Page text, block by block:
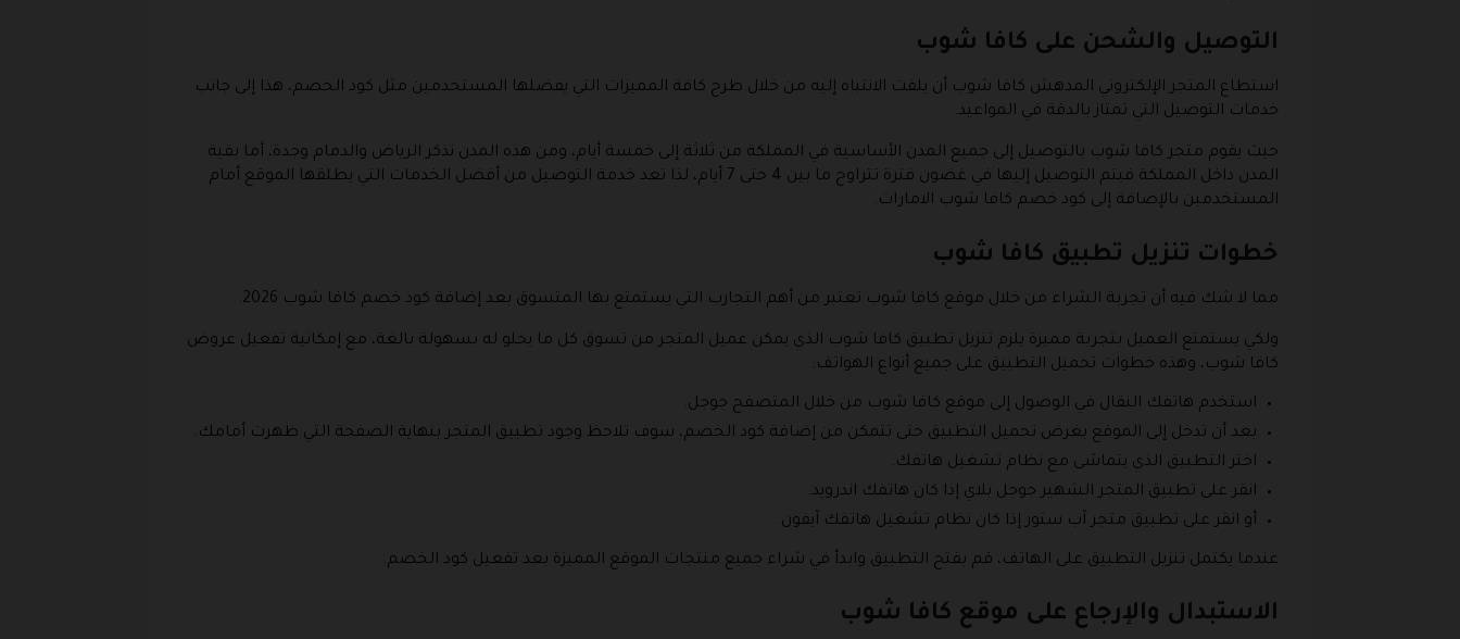
التوصيل والشحن على كافا شوب
استطاع المتجر الإلكتروني المدهش كافا شوب أن يلفت الانتباه إليه من خلال طرح كافة المميزات التي يفضلها المستخدمين مثل كود الخصم، هذا إلى جانب
خدمات التوصيل التي تمتاز بالدقة في المواعيد.
حيث يقوم متجر كافا شوب بالتوصيل إلى جميع المدن الأساسية في المملكة من ثلاثة إلى خمسة أيام، ومن هذه المدن نذكر الرياض والدمام وجدة، أما بقية
المدن داخل المملكة فيتم التوصيل إليها في غضون فترة تتراوح ما بين 4 حتى 7 أيام، لذا تعد خدمة التوصيل من أفضل الخدمات التي يطلقها الموقع أمام
المستخدمين بالإضافة إلى كود خصم كافا شوب الامارات.
خطوات تنزيل تطبيق كافا شوب
مما لا شك فيه أن تجربة الشراء من خلال موقع كافا شوب تعتبر من أهم التجارب التي يستمتع بها المتسوق بعد إضافة كود خصم كافا شوب 2026.
ولكي يستمتع العميل بتجربة مميزة يلزم تنزيل تطبيق كافا شوب الذي يمكن عميل المتجر من تسوق كل ما يحلو له بسهولة بالغة، مع إمكانية تفعيل عروض
كافا شوب، وهذه خطوات تحميل التطبيق على جميع أنواع الهواتف:
استخدم هاتفك النقال في الوصول إلى موقع كافا شوب من خلال المتصفح جوجل.
بعد أن تدخل إلى الموقع بغرض تحميل التطبيق حتى تتمكن من إضافة كود الخصم، سوف تلاحظ وجود تطبيق المتجر بنهاية الصفحة التي ظهرت أمامك.
اختر التطبيق الذي يتماشى مع نظام تشغيل هاتفك.
انقر على تطبيق المتجر الشهير جوجل بلاي إذا كان هاتفك اندرويد.
أو انقر على تطبيق متجر آب ستور إذا كان نظام تشغيل هاتفك آيفون.
عندما يكتمل تنزيل التطبيق على الهاتف، قم بفتح التطبيق وابدأ في شراء جميع منتجات الموقع المميزة بعد تفعيل كود الخصم.
الاستبدال والإرجاع على موقع كافا شوب